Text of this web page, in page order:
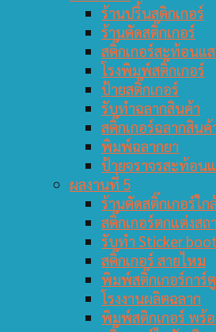
ร้านปริ้นสติกเกอร์
ร้านตัดสติ๊กเกอร์
สติ๊กเกอร์สะท้อนแส
โรงพิมพ์สติ๊กเกอร์
ป้ายสติ๊กเกอร์
รับทำฉลากสินค้า
สติ๊กเกอร์ฉลากสิน
พิมพ์ฉลากยา
ป้ายจราจรสะท้อน
ผลงานที่ 5
ร้านตัดสติ๊กเกอร์ใก
สติ๊กเกอร์ตกแต่งส
รับทำ Sticker
สติ๊กเกอร์ สายไหม
พิมพ์สติ๊กเกอร์การ์
โรงงานผลิตฉลาก
พิมพ์สติกเกอร์ พร้